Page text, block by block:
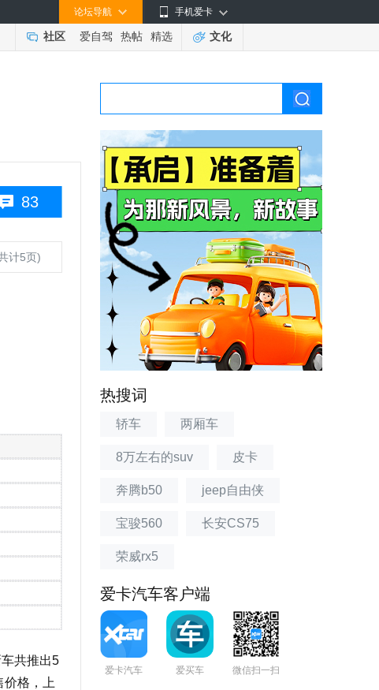
手机爱卡
论坛导航
社区 爱自驾 热帖 精选 文化
83
计5页)
共推出5
价格，上
热搜词
轿车 两厢车
8万左右的suv 皮卡
奔腾b50 jeep自由侠
宝骏560 长安CS75
荣威rx5
爱卡汽车客户端
爱卡汽车 爱买车 微信扫一扫